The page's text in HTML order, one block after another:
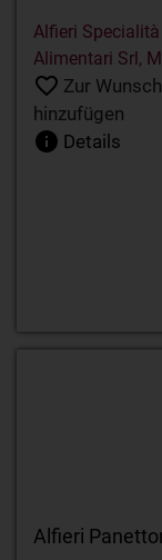
Alfieri Specialità
Alimentari Srl,
Zur
hinzufügen
Details
Alfieri